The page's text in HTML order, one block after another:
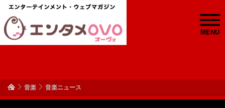
MENU
音楽 音楽ニュース